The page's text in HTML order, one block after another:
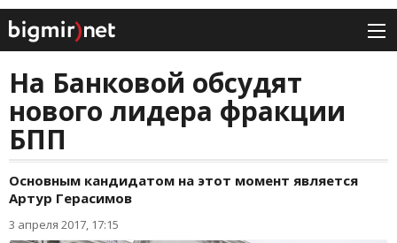
На Банковой обсудят
нового лидера фракции
БПП
Основным кандидатом на этот момент является
Артур Герасимов
3 апреля 2017, 17:15